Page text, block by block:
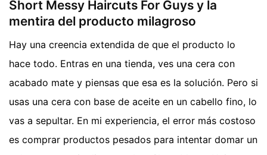
Short Messy Haircuts For Guys y la
mentira del producto milagroso
Hay una creencia extendida de que el producto lo
hace todo. Entras en una tienda, ves una cera con
acabado mate y piensas que esa es la solución. Pero si
usas una cera con base de aceite en un cabello fino, lo
vas a sepultar. En mi experiencia, el error más costoso
es comprar productos pesados para intentar domar un